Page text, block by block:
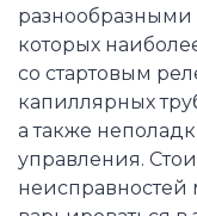
которых
со стартовым
капиллярных
а также
управления.
неисправностей